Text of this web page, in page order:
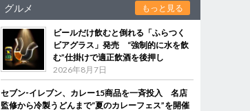
グルメ もっと見る
ビールだけ飲むと倒れる「ふらつく
ビアグラス」発売 “強制的に水を飲
む”仕掛けで適正飲酒を後押し
2026年8月7日
セブン‐イレブン、カレー15商品を一斉投入 名店
監修から冷製うどんまで“夏のカレーフェス”を開催